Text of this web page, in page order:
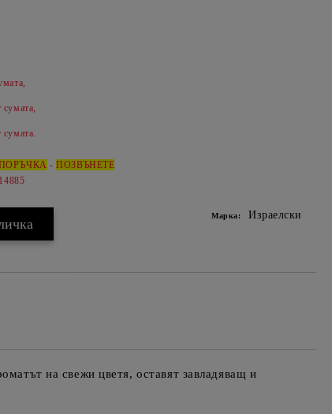
сумата,
сумата.
-ПОЗВЪНЕТЕ
Марка: Израелски
на свежи цветя, оставят завладяващ и